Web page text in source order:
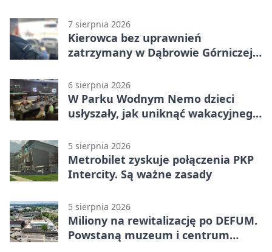
7 sierpnia 2026
Kierowca bez uprawnień
zatrzymany w Dąbrowie Górniczej.
6 sierpnia 2026
W Parku Wodnym Nemo dzieci
usłyszały, jak uniknąć wakacyjnego
5 sierpnia 2026
Metrobilet zyskuje połączenia PKP
Intercity. Są ważne zasady
5 sierpnia 2026
Miliony na rewitalizację po DEFUM.
Powstaną muzeum i centrum